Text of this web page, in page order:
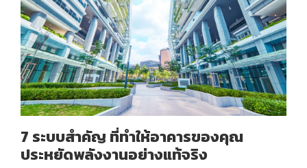
7 ระบบสำคัญ ที่ทำให้อาคารของคุณ
ประหยัดพลังงานอย่างแท้จริง